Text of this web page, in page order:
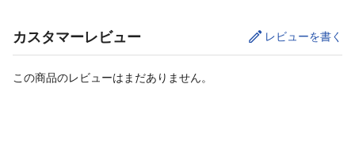
カスタマーレビュー レビューを書く
この商品のレビューはまだありません。